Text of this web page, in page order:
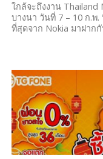
ใกล้จะถึงงาน
บางนา วันที่ 7 – 10 ก.พ
ที่สุดจาก Nokia มาฝาก